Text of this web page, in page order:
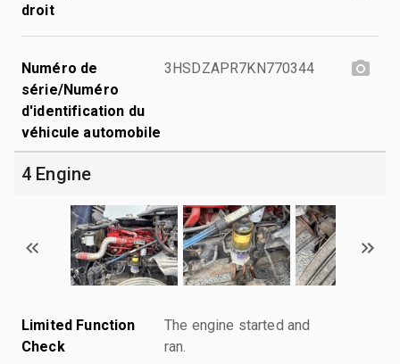
droit
Numéro de
série/Numéro
d'identification du
véhicule automobile
3HSDZAPR7KN770344
4 Engine
Limited Function
Check
The engine started and
ran.